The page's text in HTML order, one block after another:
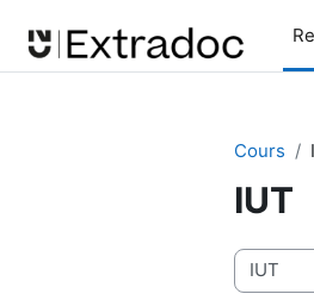
Cours
IUT